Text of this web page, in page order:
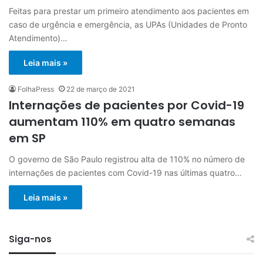
Feitas para prestar um primeiro atendimento aos pacientes em
caso de urgência e emergência, as UPAs (Unidades de Pronto
Atendimento)…
Leia mais »
FolhaPress 22 de março de 2021
Internações de pacientes por Covid-19
aumentam 110% em quatro semanas
em SP
O governo de São Paulo registrou alta de 110% no número de
internações de pacientes com Covid-19 nas últimas quatro…
Leia mais »
Siga-nos